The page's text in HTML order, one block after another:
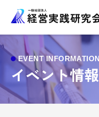
イベント情報